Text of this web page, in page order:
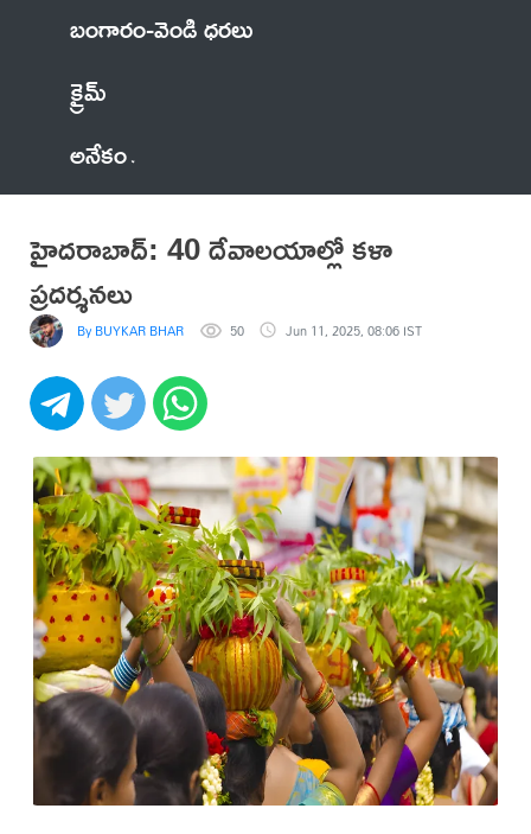
బంగారం-వెండి ధరలు
క్రైమ్
అనేకం
హైదరాబాద్: 40 దేవాలయాల్లో కళా
ప్రదర్శనలు
By BUYKAR BHARATHNATH
50 Jun 11, 2025, 08:06 IST